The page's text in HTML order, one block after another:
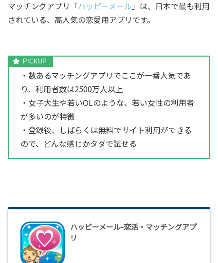
マッチングアプリ「ハッピーメール 」は、日本で最も利用
されている、高人気の恋愛用アプリです。
・数あるマッチングアプリでここが一番人気であ
り、利用者数は2500万人以上
・女子大生や若いOLのような、若い女性の利用者
が多いのが特徴
・登録後、しばらくは無料でサイト利用ができる
ので、どんな感じかタダで試せる
ハッピーメール-恋活・マッチングアプ
リ